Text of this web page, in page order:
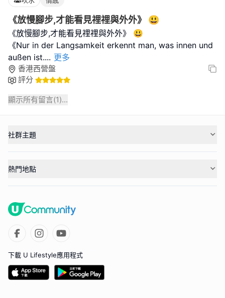
《放慢腳步,才能看見𥚃𥚃與外外》 😃
《放慢腳步,才能看見𥚃𥚃與外外》 😃
《Nur in der Langsamkeit erkennt man, was innen und
außen ist.... 更多
香港西營盤
評分
顯示所有留言(1)...
社群主題
熱門地點
下載 U Lifestyle應用程式